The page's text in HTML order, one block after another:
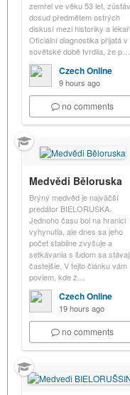
zemřel ve věku 53 let,
dosud předmětem ostrých
diskusí mezi historiky a lékaři.
Oficiální diagnostika přijatá v
sovětské době tvrdila, že p…
Czech Online
9 hours ago
no comments
Medvědi Běloruska
Brýný medvěd je najväčší
predátor BIELORUSKA.
Jednoho času bol na hranici
vyhynutia, ale dnes sa jeho
počet stabilne zvyšuje a
setkávania s ľudom sa
častejšie. V tejto článku vám
poviem, kde ž…
Czech Online
19 hours ago
no comments